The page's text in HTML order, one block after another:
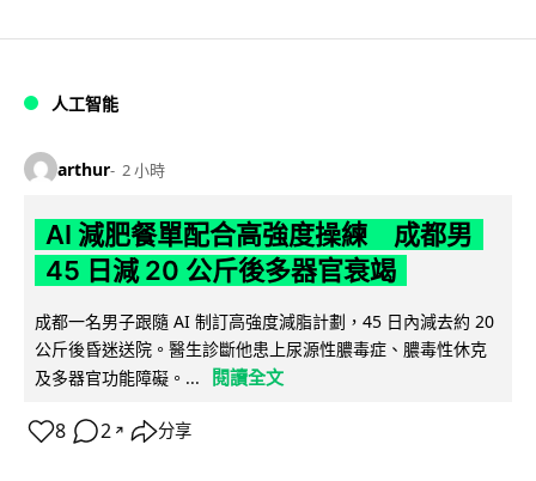
人工智能
arthur 2 小時
AI 減肥餐單配合高強度操練 成都男
45 日減 20 公斤後多器官衰竭
成都一名男子跟隨 AI 制訂高強度減脂計劃，45 日內減去約 20
公斤後昏迷送院。醫生診斷他患上尿源性膿毒症、膿毒性休克
及多器官功能障礙。...
閱讀全文
8 2 ↗ 分享